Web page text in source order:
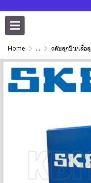
Home ... ตลับลูกปืน/เสื้อลูกปืน/ปลอกปรับเพลา/